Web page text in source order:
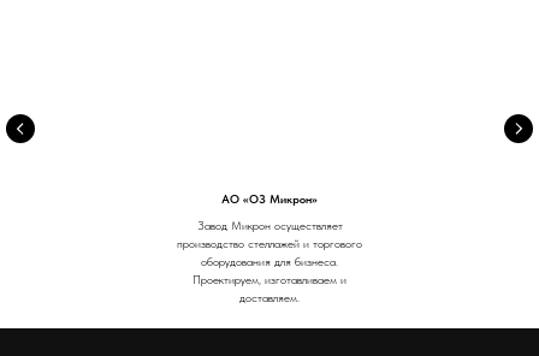
АО «ОЗ Микрон»
Завод Микрон осуществляет
производство стеллажей и торгового
оборудования для бизнеса.
Проектируем, изготавливаем и
доставляем.